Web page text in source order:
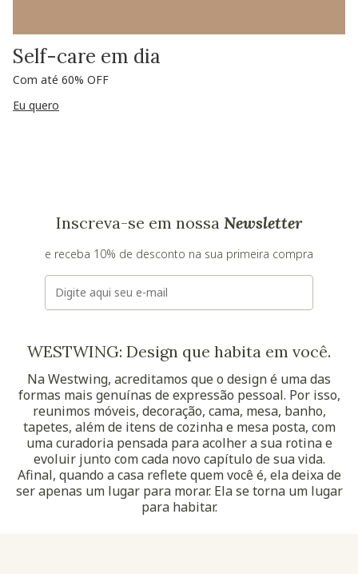
Self-care em dia
Com até 60% OFF
Eu quero
Inscreva-se em nossa Newsletter
e receba 10% de desconto na sua primeira compra
E-mail
WESTWING: Design que habita em você.
Na Westwing, acreditamos que o design é uma das
formas mais genuínas de expressão pessoal. Por isso,
reunimos móveis, decoração, cama, mesa, banho,
tapetes, além de itens de cozinha e mesa posta, com
uma curadoria pensada para acolher a sua rotina e
evoluir junto com cada novo capítulo de sua vida.
Afinal, quando a casa reflete quem você é, ela deixa de
ser apenas um lugar para morar. Ela se torna um lugar
para habitar.